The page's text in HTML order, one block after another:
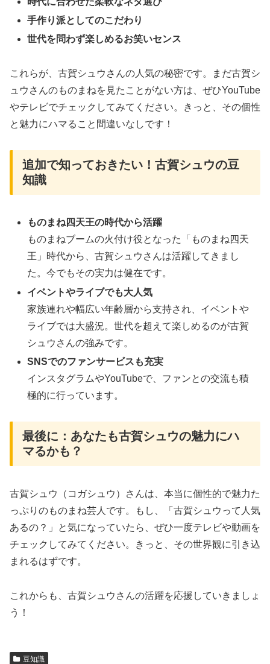
手作り派としてのこだわり
世代を問わず楽しめるお笑いセンス
これらが、古賀シュウさんの人気の秘密です。まだ古賀シ
ュウさんのものまねを見たことがない方は、ぜひYouTube
やテレビでチェックしてみてください。きっと、その個性
と魅力にハマること間違いなしです！
追加で知っておきたい！古賀シュウの豆
知識
ものまね四天王の時代から活躍
ものまねブームの火付け役となった「ものまね四天
王」時代から、古賀シュウさんは活躍してきまし
た。今でもその実力は健在です。
イベントやライブでも大人気
家族連れや幅広い年齢層から支持され、イベントや
ライブでは大盛況。世代を超えて楽しめるのが古賀
シュウさんの強みです。
SNSでのファンサービスも充実
インスタグラムやYouTubeで、ファンとの交流も積
極的に行っています。
最後に：あなたも古賀シュウの魅力にハ
マるかも？
古賀シュウ（コガシュウ）さんは、本当に個性的で魅力た
っぷりのものまね芸人です。もし、「古賀シュウって人気
あるの？」と気になっていたら、ぜひ一度テレビや動画を
チェックしてみてください。きっと、その世界観に引き込
まれるはずです。
これからも、古賀シュウさんの活躍を応援していきましょ
う！
豆知識